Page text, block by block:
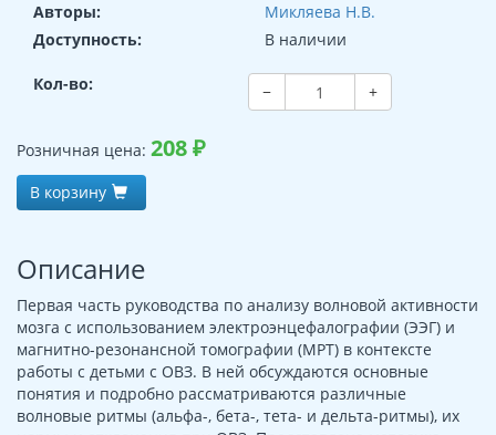
Авторы:
Микляева Н.В.
Доступность:
В наличии
Кол-во: − +
Розничная цена: 208₽
В корзину
Описание
Первая часть руководства по анализу волновой активности
мозга с использованием электроэнцефалографии (ЭЭГ) и
магнитно-резонансной томографии (МРТ) в контексте
работы с детьми с ОВЗ. В ней обсуждаются основные
понятия и подробно рассматриваются различные
волновые ритмы (альфа-, бета-, тета- и дельта-ритмы), их